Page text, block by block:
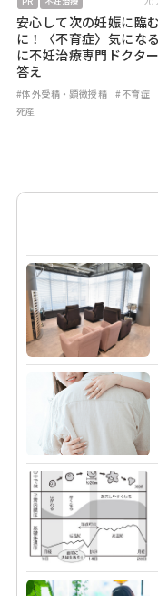
安心して次の妊娠に臨
に！〈不育症〉気にな
に不妊治療専門ドクタ
答え
#体外受精・顕微授精 #不育症
死産